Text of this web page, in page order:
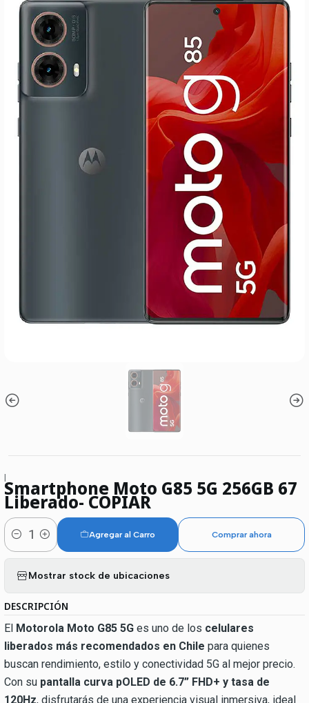
|Smartphone Moto G85 5G 256GB 67
Liberado- COPIAR
Cantidad
Agregar al Carro Comprar ahora
Mostrar stock de ubicaciones
DESCRIPCIÓN
El Motorola Moto G85 5G es uno de los celulares
liberados más recomendados en Chile para quienes
buscan rendimiento, estilo y conectividad 5G al mejor precio.
Con su pantalla curva pOLED de 6.7” FHD+ y tasa de
120Hz, disfrutarás de una experiencia visual inmersiva, ideal